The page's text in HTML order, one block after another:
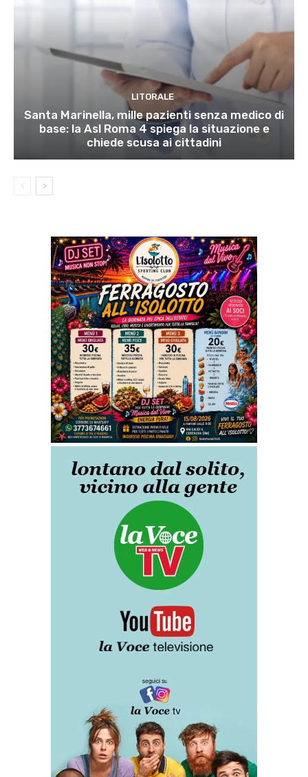
LITORALE
Santa Marinella, mille pazienti senza medico di
base: la Asl Roma 4 spiega la situazione e
chiede scusa ai cittadini